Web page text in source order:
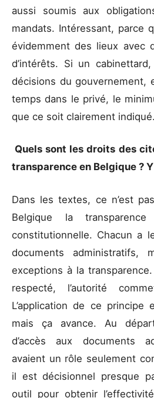
aussi soumis aux
mandats. Intéressant, parce
évidemment des lieux avec
d’intérêts. Si un
décisions du gouvernement,
temps dans le privé, le
que ce soit clairement indiqué.
Quels sont les droits des
transparence en Belgique ?
Dans les textes, ce n’est
Belgique la
constitutionnelle. Chacun a
documents administratifs,
exceptions à la
respecté, l’autorité
L’application de ce principe
mais ça avance. Au
d’accès aux documents
avaient un rôle seulement
il est décisionnel presque
outil pour obtenir